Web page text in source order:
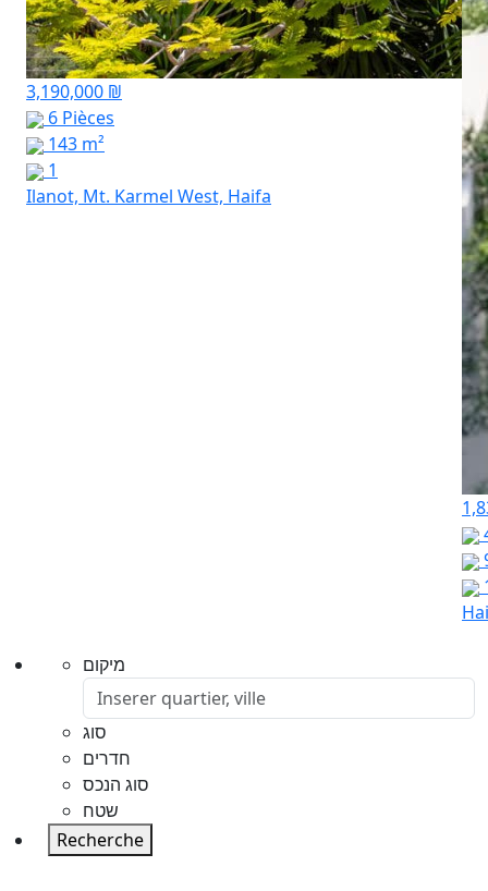
3,190,000 ₪
6 Pièces
143 m²
1
Ilanot, Mt. Karmel West, Haifa
מיקום
סוג
חדרים
סוג הנכס
שטח
Recherche